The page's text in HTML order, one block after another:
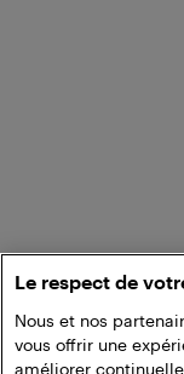
Le respect de
Nous et nos
vous offrir une
améliorer